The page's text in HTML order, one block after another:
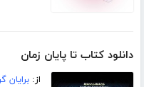
دانلود کتاب تا پایان زمان
از:برایان